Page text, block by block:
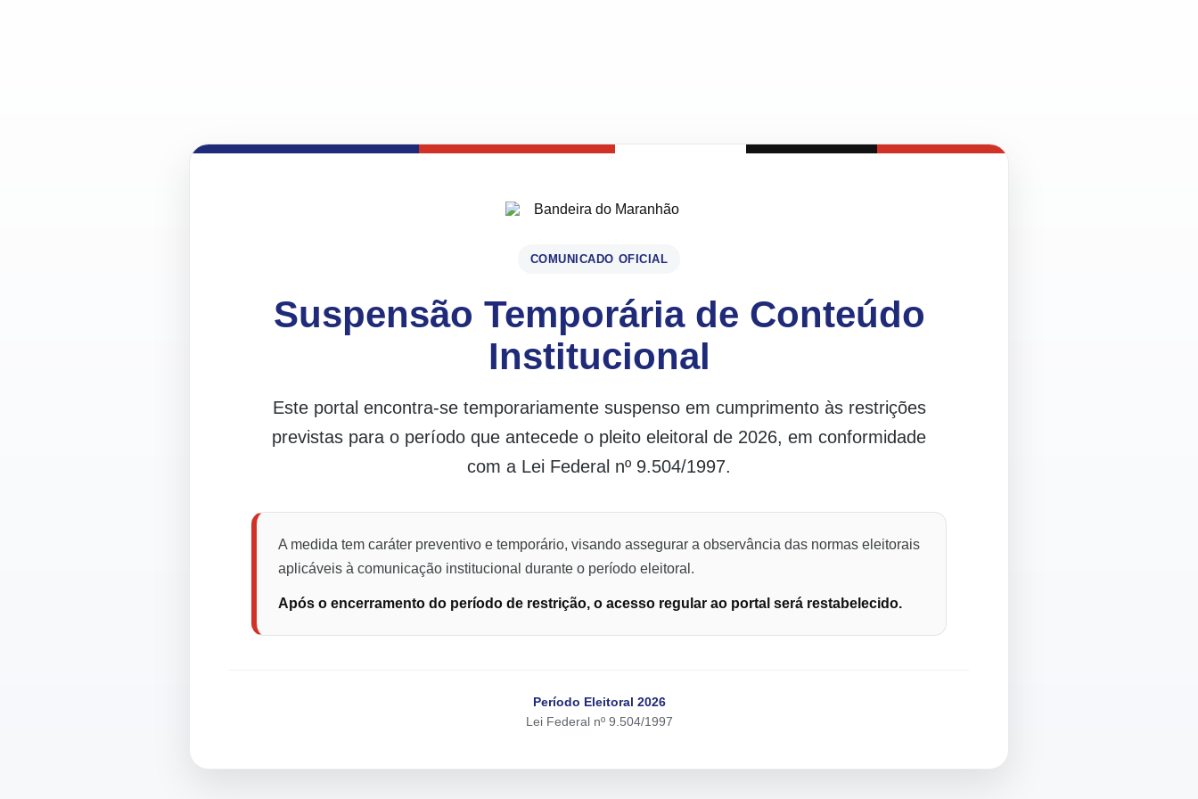
COMUNICADO OFICIAL
Suspensão Temporária de Conteúdo
Institucional
Este portal encontra-se temporariamente suspenso em cumprimento às restrições
previstas para o período que antecede o pleito eleitoral de 2026, em conformidade
com a Lei Federal nº 9.504/1997.
A medida tem caráter preventivo e temporário, visando assegurar a observância das normas eleitorais
aplicáveis à comunicação institucional durante o período eleitoral.
Após o encerramento do período de restrição, o acesso regular ao portal será restabelecido.
Período Eleitoral 2026
Lei Federal nº 9.504/1997